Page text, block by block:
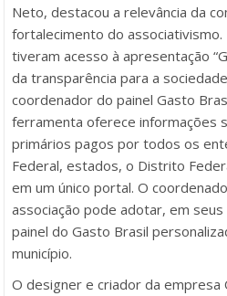
Neto, destacou a relevância da
fortalecimento do
tiveram acesso à apresentação
da transparência para a
coordenador do painel Gasto
ferramenta oferece informações
primários pagos por todos os
Federal, estados, o Distrito
em um único portal. O
associação pode adotar, em seus
painel do Gasto Brasil
município.
O designer e criador da empresa